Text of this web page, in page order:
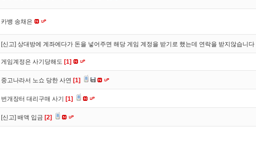
카뱅 송채은
[신고] 상대방에 계좌에다가 돈을 넣어주면 해당 게임 계정을 받기로 했는데 연락을 받지않습니다
게임계정은 사기당해도 [1]
중고나라서 노쇼 당한 사연 [1]
번개장터 대리구매 사기 [1]
[신고] 배액 입금 [2]